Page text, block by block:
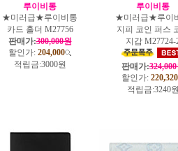
루이비통
★미러급★루이비통
카드 홀더 M27756
판매가:300,000원
할인가: 204,000
적립금:3000원
루이비통
★미러급★루이
지피 코인 퍼스
지갑 M27724-
판매가:
할인가: 220,320
적립금:3240